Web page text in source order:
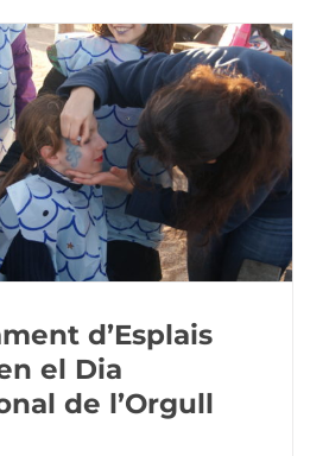
d’Esplais
el Dia
de l’Orgull